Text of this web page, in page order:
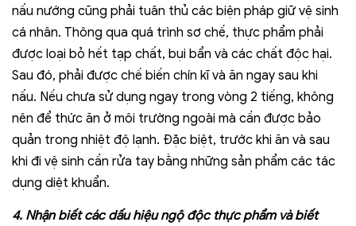
nấu nướng cũng phải tuân thủ các biện pháp giữ vệ sinh
cá nhân. Thông qua quá trình sơ chế, thực phẩm phải
được loại bỏ hết tạp chất, bụi bẩn và các chất độc hại.
Sau đó, phải được chế biến chín kĩ và ăn ngay sau khi
nấu. Nếu chưa sử dụng ngay trong vòng 2 tiếng, không
nên để thức ăn ở môi trường ngoài mà cần được bảo
quản trong nhiệt độ lạnh. Đặc biệt, trước khi ăn và sau
khi đi vệ sinh cần rửa tay bằng những sản phẩm các tác
dụng diệt khuẩn.
4. Nhận biết các dấu hiệu ngộ độc thực phẩm và biết